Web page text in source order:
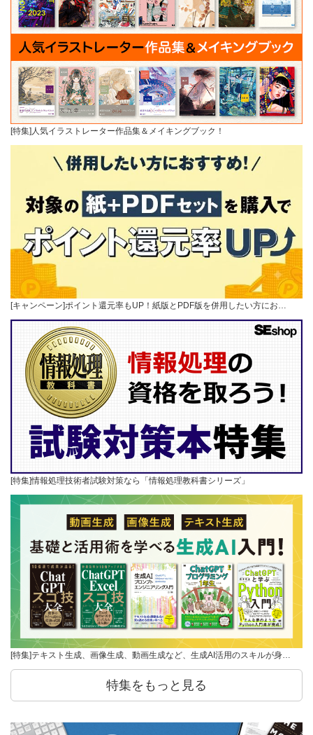
[特集]人気イラストレーター作品集＆メイキングブック！
[キャンペーン]ポイント還元率もUP！紙版とPDF版を併用したい方にお…
[特集]情報処理技術者試験対策なら「情報処理教科書シリーズ」
[特集]テキスト生成、画像生成、動画生成など、生成AI活用のスキルが身…
特集をもっと見る